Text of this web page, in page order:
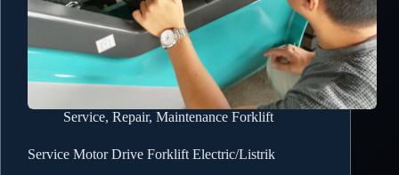
Service, Repair, Maintenance Forklift
Service Motor Drive Forklift Electric/Listrik